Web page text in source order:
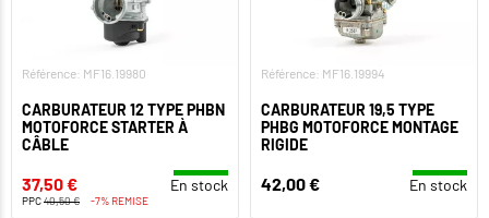
Référence: MF16.19980
CARBURATEUR 12 TYPE PHBN
MOTOFORCE STARTER À
CÂBLE
37,50 € En stock
PPC40,50 € -7% REMISE
Référence: MF16.19994
CARBURATEUR 19,5 TYPE
PHBG MOTOFORCE MONTAGE
RIGIDE
42,00 € En stock